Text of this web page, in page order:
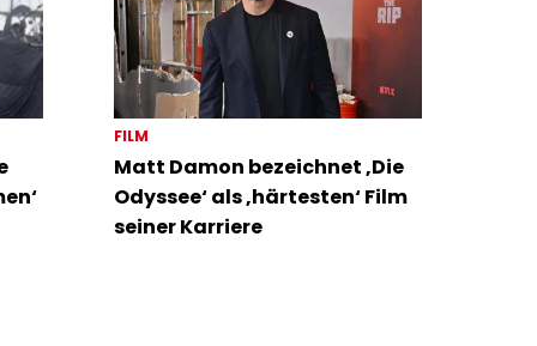
FILM
Matt Damon bezeichnet ‚Die
Odyssee‘ als ‚härtesten‘ Film
seiner Karriere